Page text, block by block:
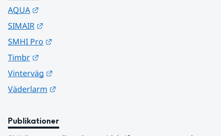
AQUA
SIMAIR
SMHI Pro
Timbr
Vinterväg
Väderlarm
Publikationer